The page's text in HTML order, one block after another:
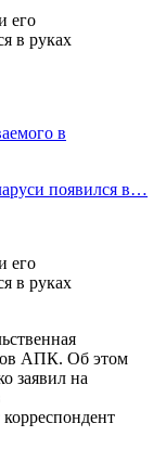
в
появился в…
АПК. Об этом
заявил на